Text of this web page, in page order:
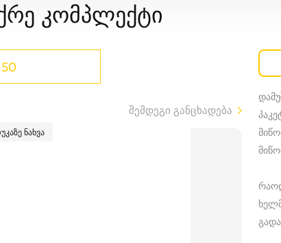
კომპლექტი
შემდეგი განცხადება
ნახვა